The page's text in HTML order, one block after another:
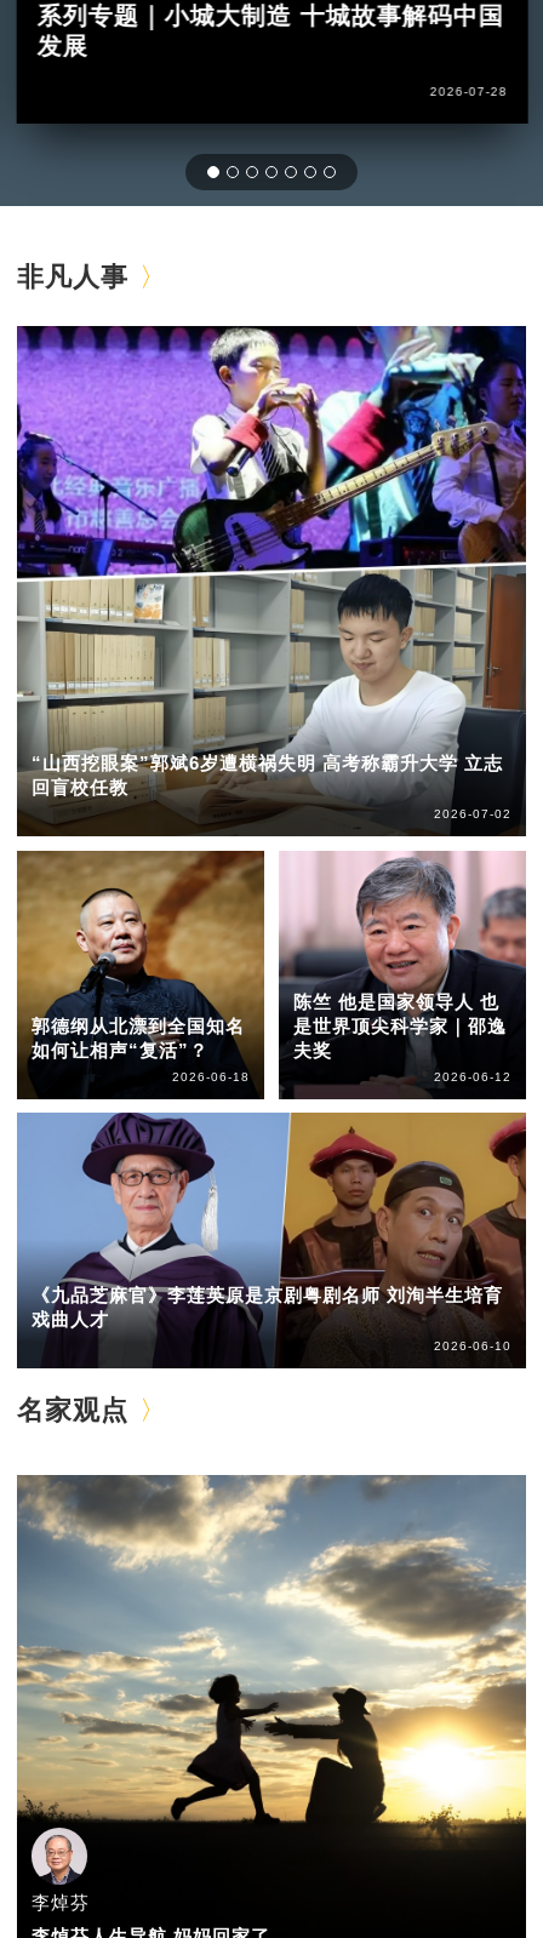
系列专题｜小城大制造 十城故事解码中国
发展
2026-07-28
非凡人事
“山西挖眼案”郭斌6岁遭横祸失明 高考称霸升大学 立志
回盲校任教
2026-07-02
郭德纲从北漂到全国知名
如何让相声“复活”？
2026-06-18
陈竺 他是国家领导人 也
是世界顶尖科学家｜邵逸
夫奖
2026-06-12
《九品芝麻官》李莲英原是京剧粤剧名师 刘洵半生培育
戏曲人才
2026-06-10
名家观点
李焯芬